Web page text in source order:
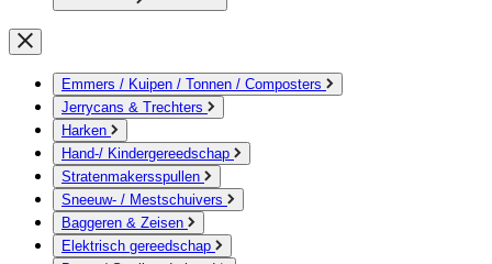
Emmers / Kuipen / Tonnen / Composters
Jerrycans & Trechters
Harken
Hand-/ Kindergereedschap
Stratenmakersspullen
Sneeuw- / Mestschuivers
Baggeren & Zeisen
Elektrisch gereedschap